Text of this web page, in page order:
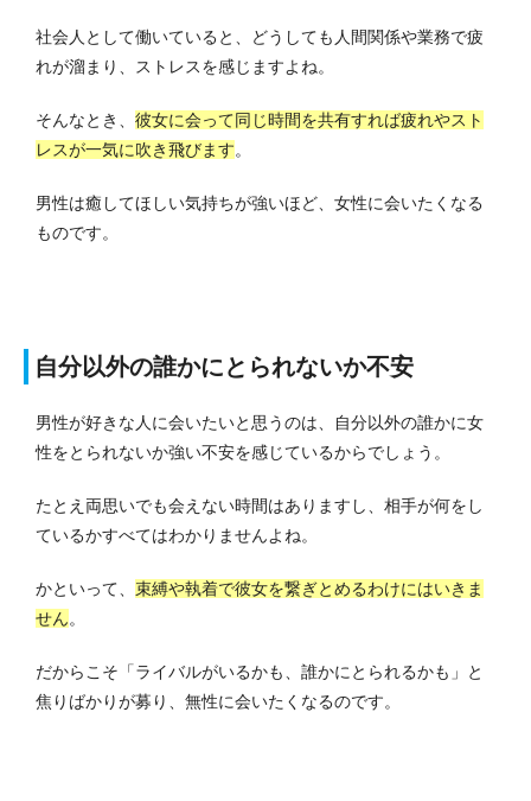
社会人として働いていると、どうしても人間関係や業務で疲
れが溜まり、ストレスを感じますよね。
そんなとき、 彼女に会って同じ時間を共有すれば疲れやスト
レスが一気に吹き飛びます。
男性は癒してほしい気持ちが強いほど、女性に会いたくなる
ものです。
自分以外の誰かにとられないか不安
男性が好きな人に会いたいと思うのは、自分以外の誰かに女
性をとられないか強い不安を感じているからでしょう。
たとえ両思いでも会えない時間はありますし、相手が何をし
ているかすべてはわかりませんよね。
かといって、 束縛や執着で彼女を繋ぎとめるわけにはいきま
せん。
だからこそ「ライバルがいるかも、誰かにとられるかも」と
焦りばかりが募り、無性に会いたくなるのです。